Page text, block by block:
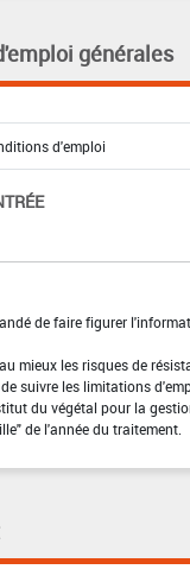
générales
de faire figurer
mieux les risques de
suivre les limitations
du végétal pour la
de l'année du traitement.